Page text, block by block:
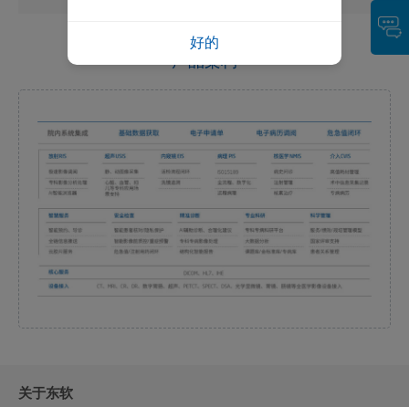
产品架构
关于东软
好的